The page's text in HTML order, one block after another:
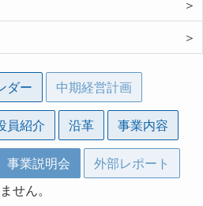
＞
＞
ダー 中期経営計画
員紹介 沿革 事業内容
事業説明会
外部レポート
せん。